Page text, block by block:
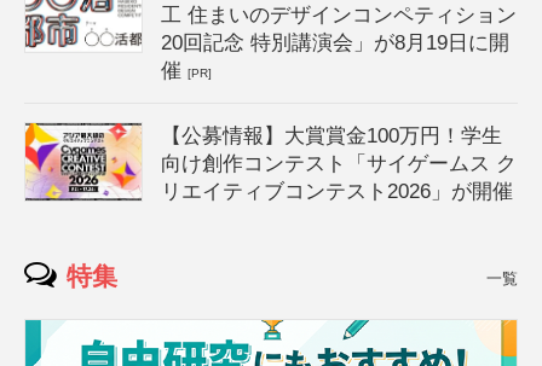
工 住まいのデザインコンペティション
20回記念 特別講演会」が8月19日に開
催[PR]
【公募情報】大賞賞金100万円！学生
向け創作コンテスト「サイゲームス ク
リエイティブコンテスト2026」が開催
特集 一覧